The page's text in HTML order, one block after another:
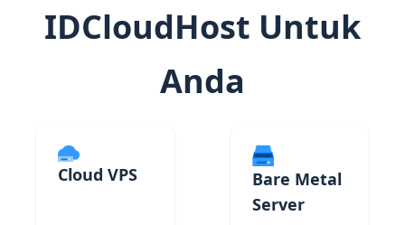
IDCloudHost Untuk
Anda
Cloud VPS
Bare Metal
Server